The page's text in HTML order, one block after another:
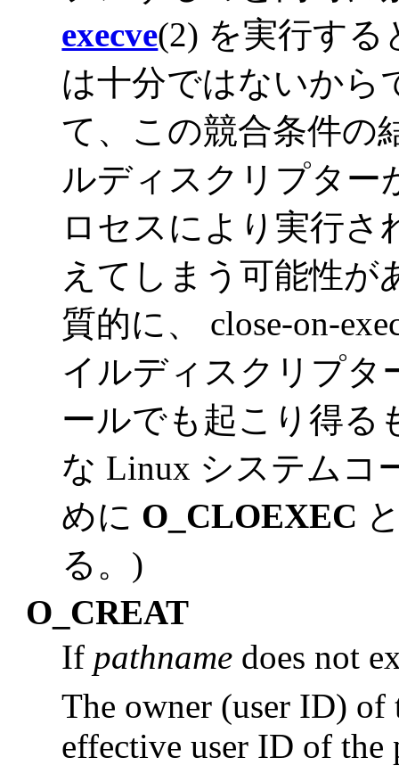
execve(2) を実行す
は十分ではないから
て、この競合条件の
ルディスクリプター
ロセスにより実行さ
えてしまう可能性が
質的に、 close-on-
イルディスクリプタ
ールでも起こり得る
な Linux システムコ
めに O_CLOEXEC
る。)
O_CREAT
If pathname does not
The owner (user ID) of
effective user ID of the